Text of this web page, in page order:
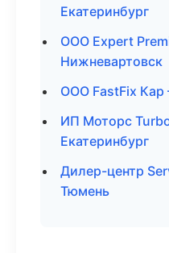
Екатеринбург
ООО Expert
Нижневартовск
ООО FastFix Кар
ИП Моторс
Екатеринбург
Дилер-центр
Тюмень